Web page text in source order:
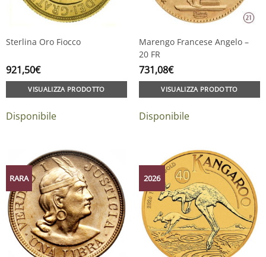
Sterlina Oro Fiocco
921,50€
VISUALIZZA PRODOTTO
Disponibile
Marengo Francese Angelo –
20 FR
731,08€
VISUALIZZA PRODOTTO
Disponibile
RARA 2026